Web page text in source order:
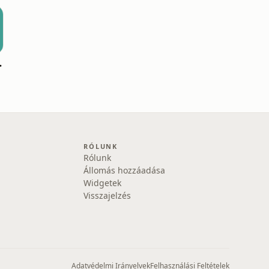
RÓLUNK
Rólunk
Állomás hozzáadása
Widgetek
Visszajelzés
Adatvédelmi IrányelvekFelhasználási Feltételek